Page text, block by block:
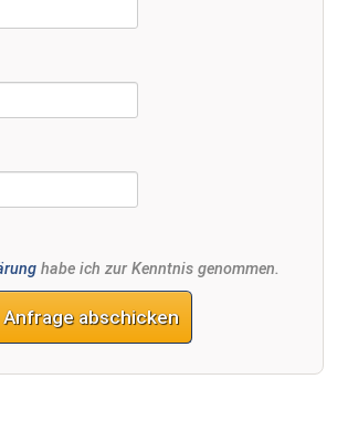
habe ich zur Kenntnis genommen.
abschicken